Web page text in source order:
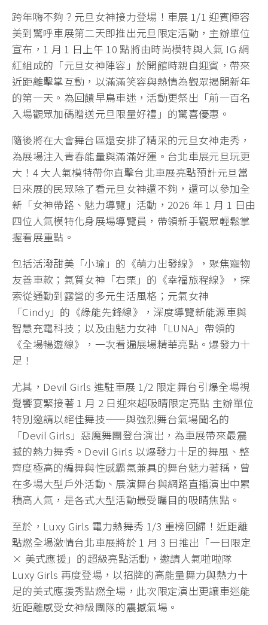
跨年嗨不夠？元旦女神接力登場！車展 1/1 迎賓陣容
美到驚呼車展第二天即推出元旦限定活動，主辦單位
宣布，1 月 1 日上午 10 點將由時尚模特與人氣 IG 網
紅組成的「元旦女神陣容」於開館時親自迎賓，帶來
近距離擊掌互動，以滿滿笑容與熱情為觀眾揭開新年
的第一天。為回饋早鳥車迷，活動更祭出「前一百名
入場觀眾加碼贈送元旦限量好禮」的驚喜優惠。
隨後將在大會舞台區還安排了精采的元旦女神走秀，
為展場注入青春能量與滿滿好運。台北車展元旦玩更
大！4 大人氣模特帶你直擊台北車展亮點預計元旦當
日來展的民眾除了看元旦女神還不夠，還可以參加全
新「女神帶路、魅力導覽」活動，2026 年 1 月 1 日由
四位人氣模特化身展場導覽員，帶領新手觀眾輕鬆掌
握看展重點。
包括活潑甜美「小瑜」的《萌力出發線》，聚焦寵物
友善車款；氣質女神「右栗」的《幸福旅程線》，探
索從通勤到露營的多元生活風格；元氣女神
「Cindy」的《綠能先鋒線》，深度導覽新能源車與
智慧充電科技；以及由魅力女神「LUNA」帶領的
《全場暢遊線》，一次看遍展場精華亮點。爆發力十
足！
尤其，Devil Girls 進駐車展 1/2 限定舞台引爆全場視
覺饗宴緊接著 1 月 2 日迎來超吸睛限定亮點 主辦單位
特別邀請以絕佳舞技——與強烈舞台氣場聞名的
「Devil Girls」惡魔舞團登台演出，為車展帶來最震
撼的熱力舞秀。Devil Girls 以爆發力十足的舞風、整
齊度極高的編舞與性感霸氣兼具的舞台魅力著稱，曾
在多場大型戶外活動、展演舞台與網路直播演出中累
積高人氣，是各式大型活動最受矚目的吸睛焦點。
至於，Luxy Girls 電力熱舞秀 1/3 重榜回歸！近距離
點燃全場激情台北車展將於 1 月 3 日推出「一日限定
× 美式應援」的超級亮點活動，邀請人氣啦啦隊
Luxy Girls 再度登場，以招牌的高能量舞力與熱力十
足的美式應援秀點燃全場，此次限定演出更讓車迷能
近距離感受女神級團隊的震撼氣場。